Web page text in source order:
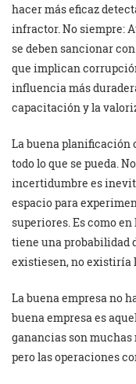
hacer más eficaz
infractor. No siempre:
se deben sancionar
que implican
influencia más
capacitación y la
La buena
todo lo que se pueda.
incertidumbre es
espacio para
superiores. Es como
tiene una probabilidad
existiesen, no existiría
La buena empresa no
buena empresa es
ganancias son muchas
pero las operaciones